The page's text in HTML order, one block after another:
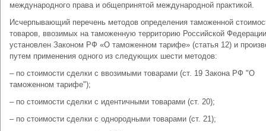
международного права и общепринятой международной практикой.
Исчерпывающий перечень методов определения таможенной
товаров, ввозимых на таможенную территорию Российской
установлен Законом РФ «О таможенном тарифе» (статья 12) и
путем применения одного из следующих шести методов:
– по стоимости сделки с ввозимыми товарами (ст. 19 Закона РФ "О
таможенном тарифе");
– по стоимости сделки с идентичными товарами (ст. 20);
– по стоимости сделки с однородными товарами (ст. 21);